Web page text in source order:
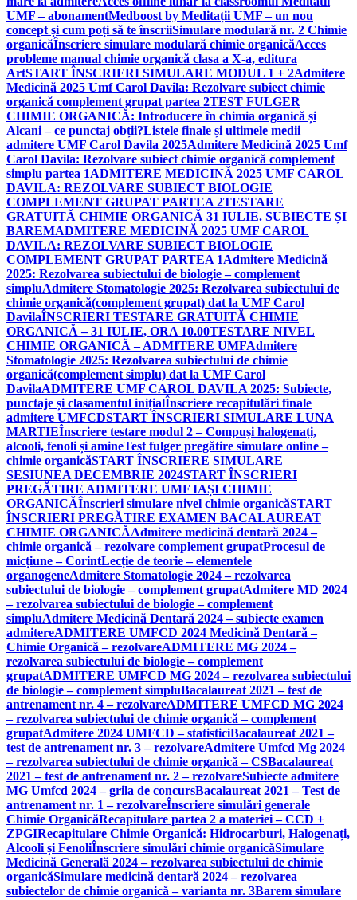
UMF – abonamentMedboost by Meditații UMF – un nou
concept și cum poți să te înscriiSimulare modulară nr. 2 Chimie
organicăÎnscriere simulare modulară chimie organicăAcces
probleme manual chimie organică clasa a X-a, editura
ArtSTART ÎNSCRIERI SIMULARE MODUL 1 + 2Admitere
Medicină 2025 Umf Carol Davila: Rezolvare subiect chimie
organică complement grupat partea 2TEST FULGER
CHIMIE ORGANICĂ: Introducere în chimia organică și
Alcani – ce punctaj obții?Listele finale și ultimele medii
admitere UMF Carol Davila 2025Admitere Medicină 2025 Umf
Carol Davila: Rezolvare subiect chimie organică complement
simplu partea 1ADMITERE MEDICINĂ 2025 UMF CAROL
DAVILA: REZOLVARE SUBIECT BIOLOGIE
COMPLEMENT GRUPAT PARTEA 2TESTARE
GRATUITĂ CHIMIE ORGANICĂ 31 IULIE. SUBIECTE ȘI
BAREMADMITERE MEDICINĂ 2025 UMF CAROL
DAVILA: REZOLVARE SUBIECT BIOLOGIE
COMPLEMENT GRUPAT PARTEA 1Admitere Medicină
2025: Rezolvarea subiectului de biologie – complement
simpluAdmitere Stomatologie 2025: Rezolvarea subiectului de
chimie organică(complement grupat) dat la UMF Carol
DavilaÎNSCRIERI TESTARE GRATUITĂ CHIMIE
ORGANICĂ – 31 IULIE, ORA 10.00TESTARE NIVEL
CHIMIE ORGANICĂ – ADMITERE UMFAdmitere
Stomatologie 2025: Rezolvarea subiectului de chimie
organică(complement simplu) dat la UMF Carol
DavilaADMITERE UMF CAROL DAVILA 2025: Subiecte,
punctaje și clasamentul inițialÎnscriere recapitulări finale
admitere UMFCDSTART ÎNSCRIERI SIMULARE LUNA
MARTIEÎnscriere testare modul 2 – Compuși halogenați,
alcooli, fenoli și amineTest fulger pregătire simulare online –
chimie organicăSTART ÎNSCRIERE SIMULARE
SESIUNEA DECEMBRIE 2024START ÎNSCRIERI
PREGĂTIRE ADMITERE UMF IAȘI CHIMIE
ORGANICĂÎnscrieri simulare nivel chimie organicăSTART
ÎNSCRIERI PREGĂTIRE EXAMEN BACALAUREAT
CHIMIE ORGANICĂAdmitere medicină dentară 2024 –
chimie organică – rezolvare complement grupatProcesul de
micțiune – CorintLecție de teorie – elementele
organogeneAdmitere Stomatologie 2024 – rezolvarea
subiectului de biologie – complement grupatAdmitere MD 2024
– rezolvarea subiectului de biologie – complement
simpluAdmitere Medicină Dentară 2024 – subiecte examen
admitereADMITERE UMFCD 2024 Medicină Dentară –
Chimie Organică – rezolvareADMITERE MG 2024 –
rezolvarea subiectului de biologie – complement
grupatADMITERE UMFCD MG 2024 – rezolvarea subiectului
de biologie – complement simpluBacalaureat 2021 – test de
antrenament nr. 4 – rezolvareADMITERE UMFCD MG 2024
– rezolvarea subiectului de chimie organică – complement
grupatAdmitere 2024 UMFCD – statisticiBacalaureat 2021 –
test de antrenament nr. 3 – rezolvareAdmitere Umfcd Mg 2024
– rezolvarea subiectului de chimie organică – CSBacalaureat
2021 – test de antrenament nr. 2 – rezolvareSubiecte admitere
MG Umfcd 2024 – grila de concursBacalaureat 2021 – Test de
antrenament nr. 1 – rezolvareÎnscriere simulări generale
Chimie OrganicăRecapitulare partea 2 a materiei – CCD +
ZPGIRecapitulare Chimie Organică: Hidrocarburi, Halogenați,
Alcooli și FenoliÎnscriere simulări chimie organicăSimulare
Medicină Generală 2024 – rezolvarea subiectului de chimie
organicăSimulare medicină dentară 2024 – rezolvarea
subiectelor de chimie organică – varianta nr. 3Barem simulare